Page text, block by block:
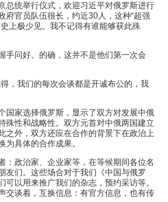
总统举行仪式，欢迎习近平对俄罗斯进行
府官员队伍很长，约近30人，这种“超强
上极少见。我不记得有谁能够获此殊
手问好。的确，这并不是他们第一次会
，我们的每次会谈都是开诚布公的，我
国家选择俄罗斯，显示了双方对发展中俄
殊性和战略性。双方元首对中俄两国建立
之外，双方还应在合作的背景下在政治上
为具体的合作成果。
：政治家、企业家等，在等候期间各位名
友们。这些场合对于我们《中国与俄罗
以用来推广我们的杂志，预约采访等。
交谈着，互换信息：有官方信息，也有传